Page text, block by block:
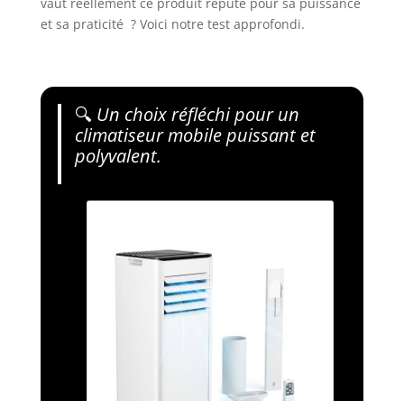
vaut réellement ce produit réputé pour sa puissance
et sa praticité ? Voici notre test approfondi.
🔍 Un choix réfléchi pour un
climatiseur mobile puissant et
polyvalent.